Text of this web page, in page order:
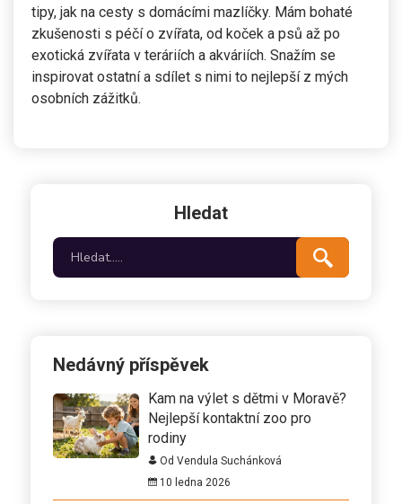
tipy, jak na cesty s domácími mazlíčky. Mám bohaté
zkušenosti s péčí o zvířata, od koček a psů až po
exotická zvířata v teráriích a akváriích. Snažím se
inspirovat ostatní a sdílet s nimi to nejlepší z mých
osobních zážitků.
Hledat
Nedávný příspěvek
Kam na výlet s dětmi v Moravě?
Nejlepší kontaktní zoo pro
rodiny
Od Vendula Suchánková
10 ledna 2026